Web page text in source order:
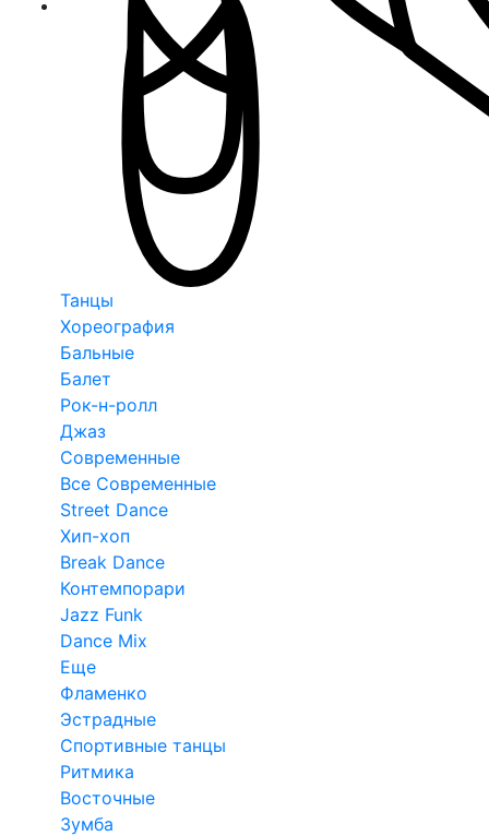
Танцы
Хореография
Бальные
Балет
Рок-н-ролл
Джаз
Современные
Все Современные
Street Dance
Хип-хоп
Break Dance
Контемпорари
Jazz Funk
Dance Mix
Еще
Фламенко
Эстрадные
Спортивные танцы
Ритмика
Восточные
Зумба